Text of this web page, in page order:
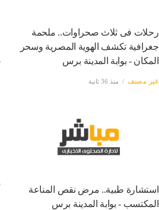
رحلات فى ثلاث صحراوات.. ملحمة
جغرافية تكشف الهوية المصرية وسحر
المكان - بوابة المدينة برس
غير مصنف منذ 36 ثانية
استشارة طبية.. مرض نقص المناعة
المكتسب - بوابة المدينة برس